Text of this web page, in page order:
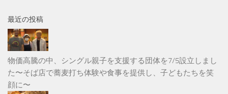
最近の投稿
物価高騰の中、シングル親子を支援する団体を7/5設立しまし
た〜そば店で蕎麦打ち体験や食事を提供し、子どもたちを笑
顔に〜